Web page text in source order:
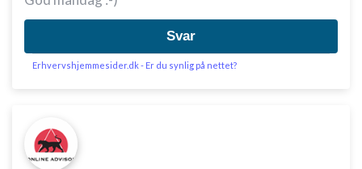
Svar
Erhvervshjemmesider.dk - Er du synlig på nettet?